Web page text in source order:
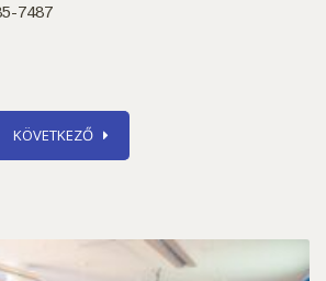
7487
KÖVETKEZŐ